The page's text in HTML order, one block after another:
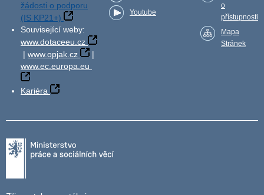
žádosti o podporu
(IS KP21+)
Související weby:
www.dotaceeu.cz
| www.opjak.cz
|
www.ec.europa.eu
Kariéra
Youtube
o
přístupnosti
Mapa
Stránek